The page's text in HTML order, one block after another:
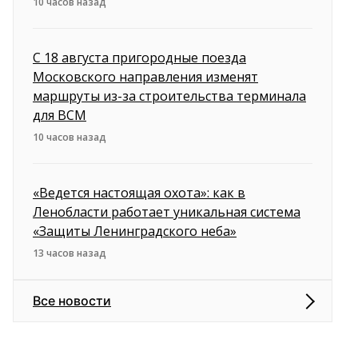
С 18 августа пригородные поезда
Московского направления изменят
маршруты из-за строительства терминала
для ВСМ
10 часов назад
«Ведется настоящая охота»: как в
Ленобласти работает уникальная система
«Защиты Ленинградского неба»
13 часов назад
Все новости